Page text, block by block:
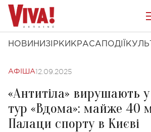
НОВИНИ ЗІРКИ КРАСА ПОДІЇ
АФІША12.09.2025
«Антитіла» вирушають
тур «Вдома»: майже 40
Палаци спорту в Києві